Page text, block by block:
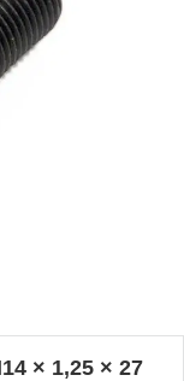
× 1,25 × 27